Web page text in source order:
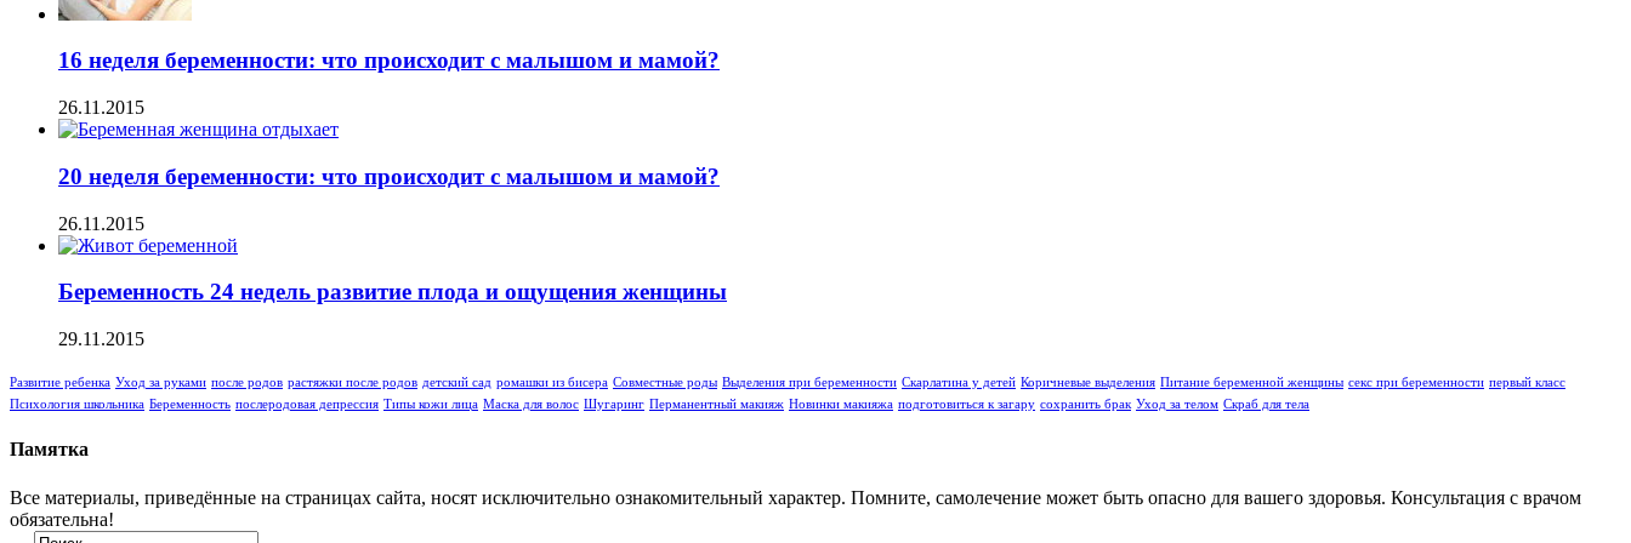
16 неделя беременности: что происходит с малышом и мамой?
26.11.2015
20 неделя беременности: что происходит с малышом и мамой?
26.11.2015
Беременность 24 недель развитие плода и ощущения женщины
29.11.2015
Развитие ребенка Уход за руками после родов растяжки после родов детский сад ромашки из бисера Совместные роды Выделения при беременности Скарлатина у детей Коричневые выделения Питание беременной женщины секс при беременности первый класс
Психология школьника Беременность послеродовая депрессия Типы кожи лица Маска для волос Шугаринг Перманентный макияж Новинки макияжа подготовиться к загару сохранить брак Уход за телом Скраб для тела
Памятка
Все материалы, приведённые на страницах сайта, носят исключительно ознакомительный характер. Помните, самолечение может быть опасно для вашего здоровья. Консультация с врачом
обязательна!